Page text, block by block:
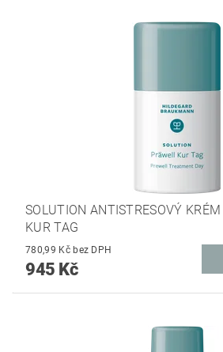
SOLUTION ANTISTRESOVÝ
KUR TAG
780,99 Kč bez DPH
945 Kč